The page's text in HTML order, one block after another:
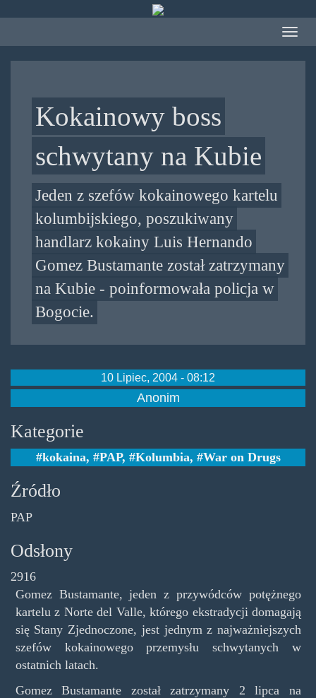
treści
Toggle
Kokainowy boss
schwytany na Kubie
Jeden z szefów kokainowego kartelu
kolumbijskiego, poszukiwany
handlarz kokainy Luis Hernando
Gomez Bustamante został zatrzymany
na Kubie - poinformowała policja w
Bogocie.
10 Lipiec, 2004 - 08:12
Anonim
Kategorie
kokaina, PAP, Kolumbia, War on Drugs
Źródło
PAP
Odsłony
2916
Gomez Bustamante, jeden z przywódców potężnego
kartelu z Norte del Valle, którego ekstradycji domagają
się Stany Zjednoczone, jest jednym z najważniejszych
szefów kokainowego przemysłu schwytanych w
ostatnich latach.
Gomez Bustamante został zatrzymany 2 lipca na